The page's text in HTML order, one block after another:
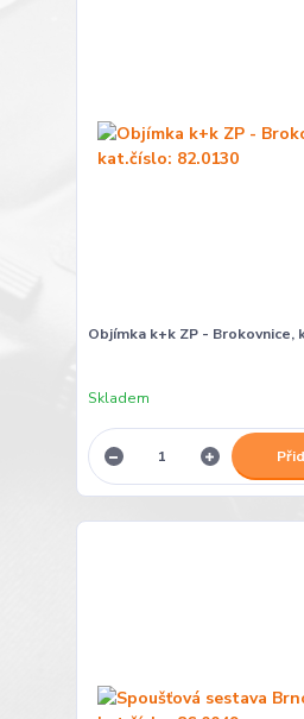
Objímka k+k ZP - Brokovnice,
Skladem